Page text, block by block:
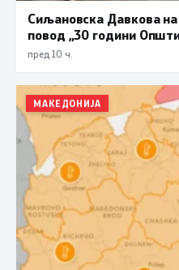
Сиљановска Давкова
повод „30 години
пред 10 ч.
МАКЕДОНИЈА